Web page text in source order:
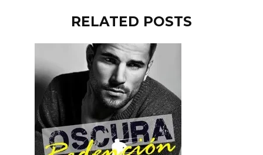
RELATED POSTS